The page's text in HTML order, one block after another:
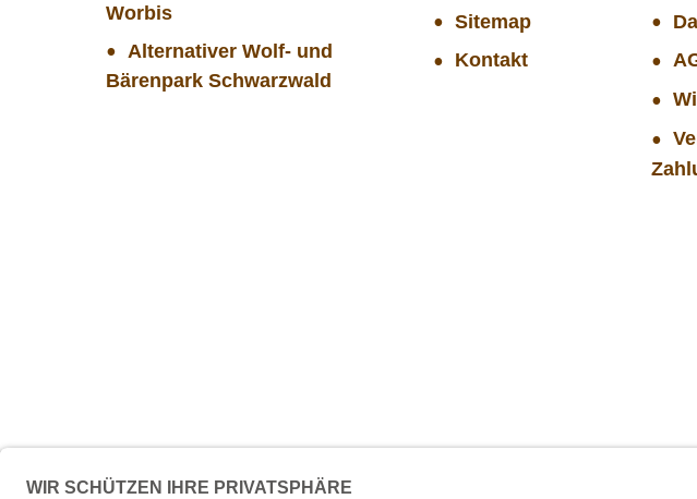
Worbis
Alternativer Wolf- und
Bärenpark Schwarzwald
Sitemap
Kontakt